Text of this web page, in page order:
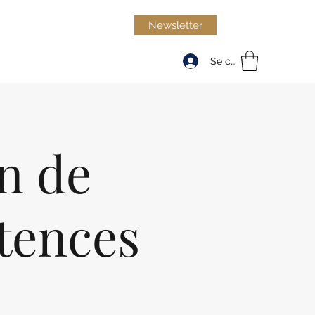
Newsletter
Se connecter
de